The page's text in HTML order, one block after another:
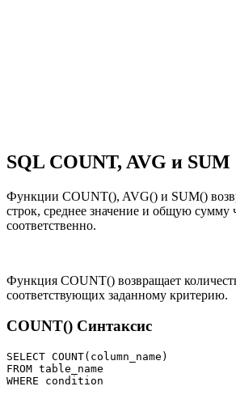
SQL COUNT, AVG и
Функции COUNT(), AVG() и SUM()
строк, среднее значение и общую сумму
соответственно.
Функция COUNT() возвращает
соответствующих заданному критерию.
COUNT() Синтаксис
SELECT COUNT(column_name)
FROM table_name